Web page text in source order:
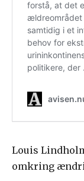
Louis
omkring